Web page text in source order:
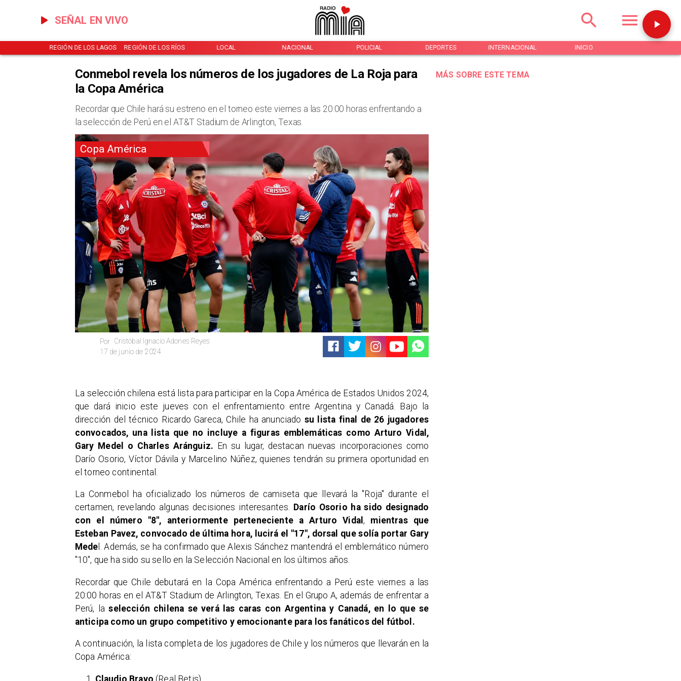
SEÑAL EN VIVO
REGIÓN DE LOS LAGOS REGIÓN DE LOS RÍOS LOCAL NACIONAL POLICIAL DEPORTES INTERNACIONAL INICIO
Copa América
Cristóbal Ignacio Adones Reyes
Por
17 de junio de 2024
@LaRoja
MÁS SOBRE ESTE TEMA
Conmebol revela los números de los jugadores de La Roja para
la Copa América
Recordar que Chile hará su estreno en el torneo este viernes a las 20:00 horas enfrentando a
la selección de Perú en el AT&T Stadium de Arlington, Texas.
La selección chilena está lista para participar en la Copa América de Estados Unidos 2024,
que dará inicio este jueves con el enfrentamiento entre Argentina y Canadá. Bajo la
dirección del técnico Ricardo Gareca, Chile ha anunciado su lista final de 26 jugadores
convocados, una lista que no incluye a figuras emblemáticas como Arturo Vidal,
Gary Medel o Charles Aránguiz. En su lugar, destacan nuevas incorporaciones como
Darío Osorio, Víctor Dávila y Marcelino Núñez, quienes tendrán su primera oportunidad en
el torneo continental.
La Conmebol ha oficializado los números de camiseta que llevará la "Roja" durante el
certamen, revelando algunas decisiones interesantes. Darío Osorio ha sido designado
con el número "8", anteriormente perteneciente a Arturo Vidal, mientras que
Esteban Pavez, convocado de última hora, lucirá el "17", dorsal que solía portar Gary
Mede l. Además, se ha confirmado que Alexis Sánchez mantendrá el emblemático número
"10", que ha sido su sello en la Selección Nacional en los últimos años.
Recordar que Chile debutará en la Copa América enfrentando a Perú este viernes a las
20:00 horas en el AT&T Stadium de Arlington, Texas. En el Grupo A, además de enfrentar a
Perú, la selección chilena se verá las caras con Argentina y Canadá, en lo que se
anticipa como un grupo competitivo y emocionante para los fanáticos del fútbol.
A continuación, la lista completa de los jugadores de Chile y los números que llevarán en la
Copa América:
Claudio Bravo (Real Betis)